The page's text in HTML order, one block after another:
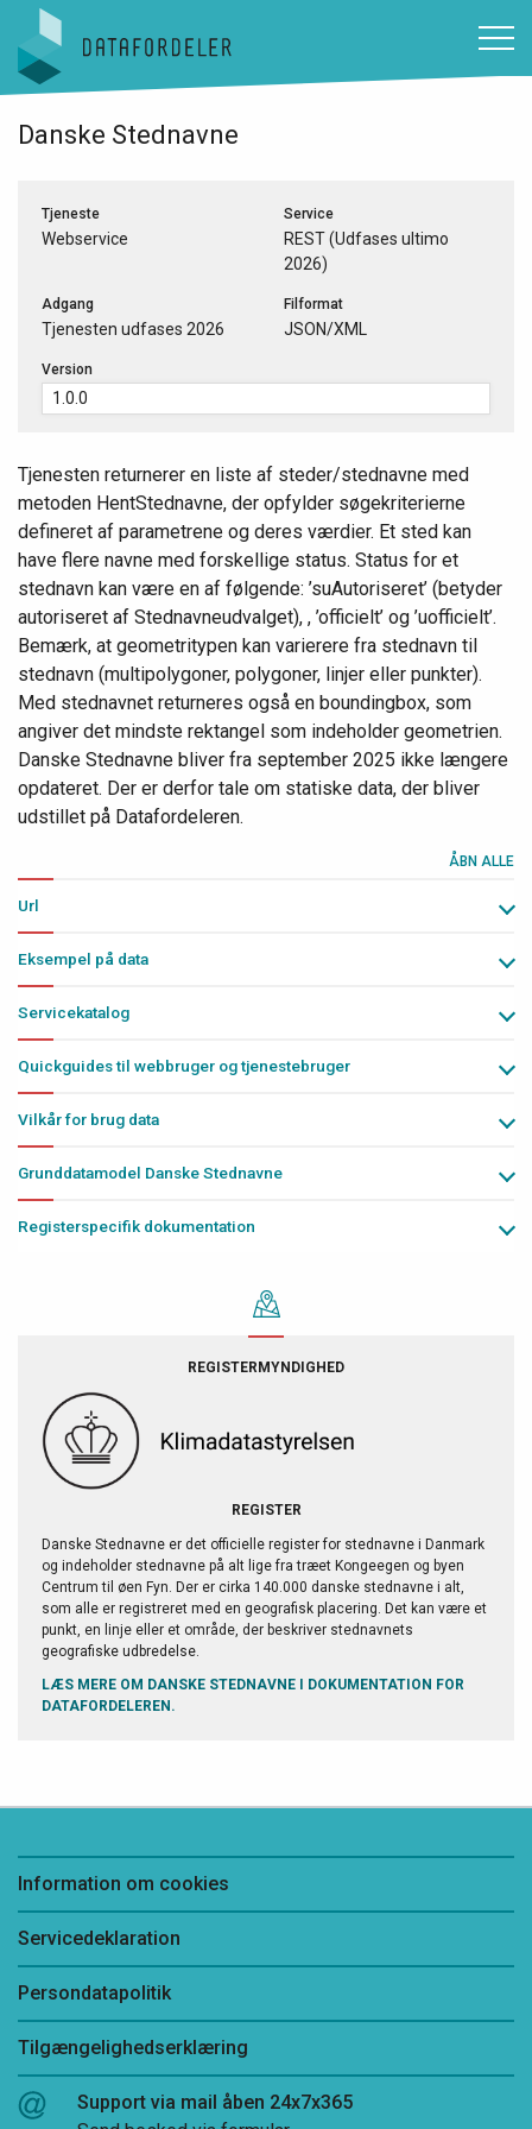
Gå til sidens indhold
Danske Stednavne
Tjeneste
Webservice
Service
REST (Udfases ultimo
2026)
Adgang
Tjenesten udfases 2026
Filformat
JSON/XML
Version
Tjenesten returnerer en liste af steder/stednavne med
metoden HentStednavne, der opfylder søgekriterierne
defineret af parametrene og deres værdier. Et sted kan
have flere navne med forskellige status. Status for et
stednavn kan være en af følgende: ’suAutoriseret’ (betyder
autoriseret af Stednavneudvalget), , ’officielt’ og ’uofficielt’.
Bemærk, at geometritypen kan varierere fra stednavn til
stednavn (multipolygoner, polygoner, linjer eller punkter).
Med stednavnet returneres også en boundingbox, som
angiver det mindste rektangel som indeholder geometrien.
Danske Stednavne bliver fra september 2025 ikke længere
opdateret. Der er derfor tale om statiske data, der bliver
udstillet på Datafordeleren.
ÅBN ALLE
Url
Eksempel på data
Servicekatalog
Quickguides til webbruger og tjenestebruger
Vilkår for brug data
Grunddatamodel Danske Stednavne
Registerspecifik dokumentation
REGISTERMYNDIGHED
REGISTER
Danske Stednavne er det officielle register for stednavne i Danmark
og indeholder stednavne på alt lige fra træet Kongeegen og byen
Centrum til øen Fyn. Der er cirka 140.000 danske stednavne i alt,
som alle er registreret med en geografisk placering. Det kan være et
punkt, en linje eller et område, der beskriver stednavnets
geografiske udbredelse.
LÆS MERE OM DANSKE STEDNAVNE I DOKUMENTATION FOR
DATAFORDELEREN.
Information om cookies
Servicedeklaration
Persondatapolitik
Tilgængelighedserklæring
Support via mail åben 24x7x365